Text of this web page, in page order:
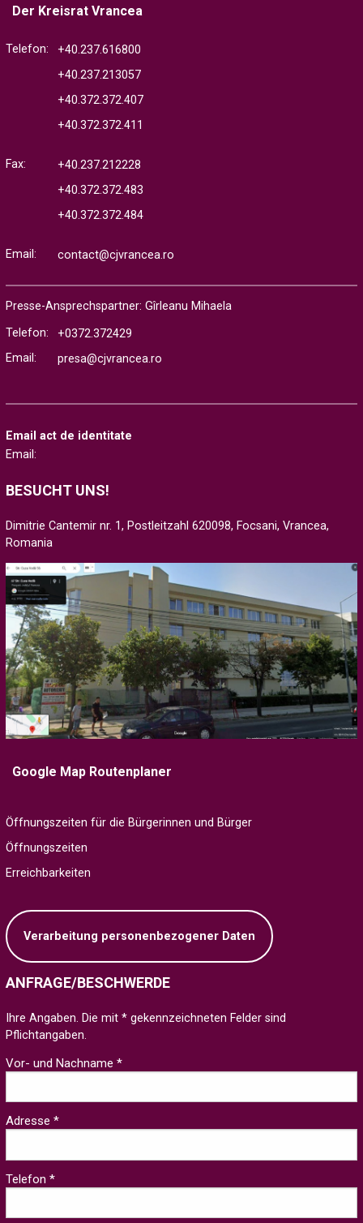
Der Kreisrat Vrancea
Telefon:
+40.237.616800
+40.237.213057
+40.372.372.407
+40.372.372.411
Fax:
+40.237.212228
+40.372.372.483
+40.372.372.484
Email: contact@cjvrancea.ro
Presse-Ansprechspartner: Gîrleanu Mihaela
Telefon:
+0372.372429
Email:
presa@cjvrancea.ro
Email act de identitate
Email:
BESUCHT UNS!
Dimitrie Cantemir nr. 1, Postleitzahl 620098, Focsani, Vrancea,
Romania
Google Map Routenplaner
Öffnungszeiten für die Bürgerinnen und Bürger
Öffnungszeiten
Erreichbarkeiten
Verarbeitung personenbezogener Daten
ANFRAGE/BESCHWERDE
Ihre Angaben. Die mit * gekennzeichneten Felder sind
Pflichtangaben.
Vor- und Nachname *
Adresse *
Telefon *